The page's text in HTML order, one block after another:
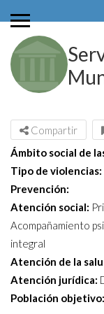
Compartir
Ámbito social de
Tipo de violencias:
Prevención:
Atención social:
Acompañamiento
integral
Atención de la
Atención jurídica:
Población objetivo: